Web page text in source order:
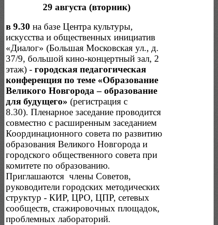
29 августа (вторник)
в 9.30 на базе Центра культуры,
искусства и общественных инициатив
«Диалог» (Большая Московская ул., д.
37/9, большой кино-концертный зал, 2
этаж) -городская педагогическая
конференция по теме «Образование
Великого Новгорода – образование
для будущего» (регистрация с
8.30). Пленарное заседание проводится
совместно с расширенным заседанием
Координационного совета по развитию
образования Великого Новгорода и
городского общественного совета при
комитете по образованию.
Приглашаются члены Советов,
руководители городских методических
структур - КИР, ЦРО, ЦПР, сетевых
сообществ, стажировочных площадок,
проблемных лабораторий.